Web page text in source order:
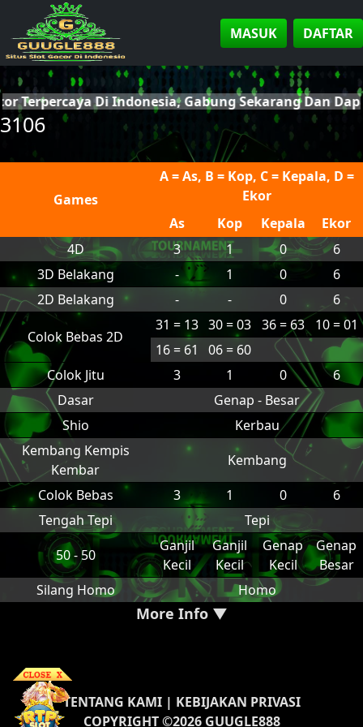
MASUK DAFTAR
Terpercaya Di Indonesia, Gabung Sekarang Dan
3106
Games
A = As, B = Kop, C = Kepala, D =
Ekor
As
Kop Kepala
Ekor
4D
3 1 0
6
3D Belakang
- 1 0
6
2D Belakang
- - 0 6
Colok Bebas 2D
31 = 13 30 = 03 36 = 63
10 = 01
16 = 61
06 = 60
Colok Jitu
3 1 0
6
Dasar
Genap - Besar
Shio
Kerbau
Kembang Kempis
Kembar
Kembang
Colok Bebas
3 1 0
6
Tengah Tepi
Tepi
50 - 50
Ganjil
Kecil
Ganjil
Kecil
Genap
Kecil
Genap
Besar
Silang Homo
Homo
More Info ▼
TENTANG KAMI| KEBIJAKAN PRIVASI
COPYRIGHT ©2026 GUUGLE888